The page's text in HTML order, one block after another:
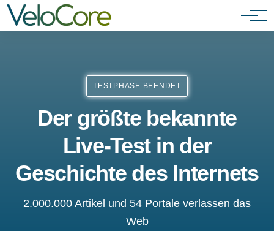
Partnerprogramm
TESTPHASE BEENDET
Der größte bekannte
Live-Test in der
Geschichte des Internets
2.000.000 Artikel und 54 Portale verlassen das
Web